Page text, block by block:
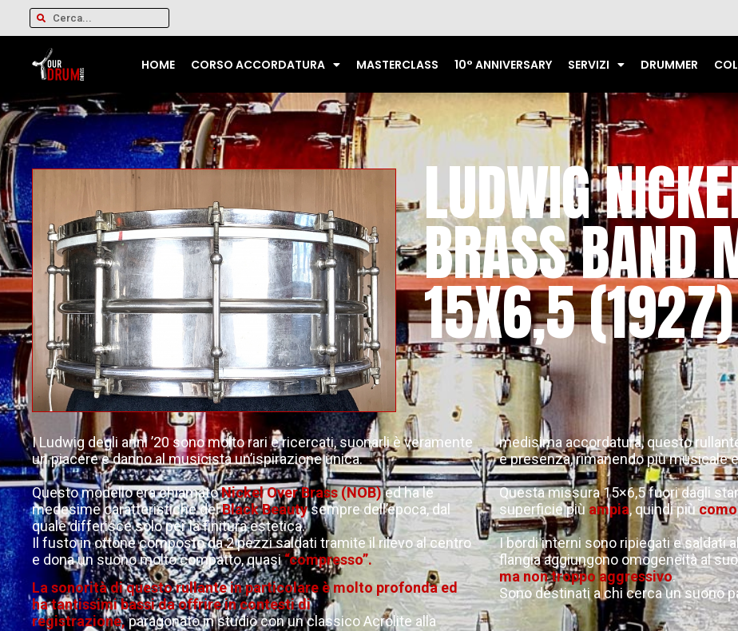
HOME CORSO ACCORDATURA MASTERCLASS 10° ANNIVERSARY SERVIZI DRUMMER
LUDWIG
BRASS BAND
15X6,5 (1927)
I Ludwig degli anni ’20 sono molto rari e ricercati, suonarli è veramente
un piacere e danno al musicista un’ispirazione unica.
Questo modello era chiamatoNickel Over Brass (NOB)ed ha le
medesime caratteristiche delBlack Beautysempre dell’epoca, dal
quale differisce solo per la finitura estetica.
Il fusto in ottone composto da 2 pezzi saldati tramite il rilevo al centro
e dona un suono molto compatto, quasi“compresso”.
La sonorità di questo rullante in particolare è molto profonda ed
ha tantissimi bassi da offrire in contesti di
registrazione,paragonato in studio con un classico Acrolite alla
medisima accordatura, questo
e presenza, rimanendo più musicale
Questa missura 15×6,5 fuori dagli
superficie più ampia, quindi più
I bordi interni sono ripiegati e saldati
flangia aggiungono omogeneità al
ma non troppo aggressivo.
Sono destinati a chi cerca un suono